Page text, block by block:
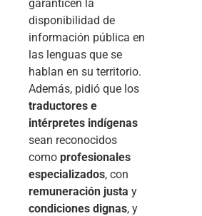
garanticen la
disponibilidad de
información pública en
las lenguas que se
hablan en su territorio.
Además, pidió que los
traductores e
intérpretes indígenas
sean reconocidos
como profesionales
especializados, con
remuneración justa y
condiciones dignas, y